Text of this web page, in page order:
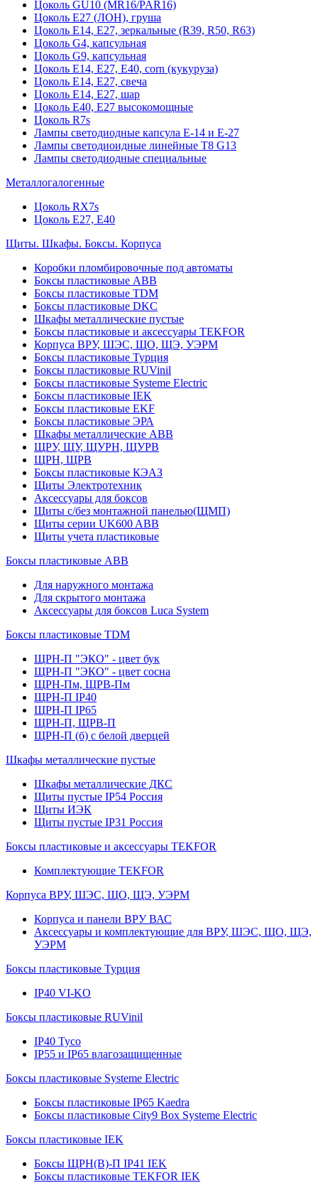
Цоколь GU10 (MR16/PAR16)
Цоколь Е27 (ЛОН), груша
Цоколь Е14, Е27, зеркальные (R39, R50, R63)
Цоколь G4, капсульная
Цоколь G9, капсульная
Цоколь Е14, Е27, Е40, corn (кукуруза)
Цоколь Е14, Е27, свеча
Цоколь Е14, Е27, шар
Цоколь Е40, Е27 высокомощные
Цоколь R7s
Лампы светодиодные капсула Е-14 и Е-27
Лампы светодиоидные линейные T8 G13
Лампы светодиодные специальные
Металлогалогенные
Цоколь RX7s
Цоколь Е27, E40
Щиты. Шкафы. Боксы. Корпуса
Коробки пломбировочные под автоматы
Боксы пластиковые ABB
Боксы пластиковые TDM
Боксы пластиковые DKC
Шкафы металлические пустые
Боксы пластиковые и аксессуары TEKFOR
Корпуса ВРУ, ШЭС, ЩО, ЩЭ, УЭРМ
Боксы пластиковые Турция
Боксы пластиковые RUVinil
Боксы пластиковые Systeme Electric
Боксы пластиковые IEK
Боксы пластиковые EKF
Боксы пластиковые ЭРА
Шкафы металлические ABB
ЩРУ, ЩУ, ЩУРН, ЩУРВ
ЩРН, ЩРВ
Боксы пластиковые КЭАЗ
Щиты Электротехник
Аксессуары для боксов
Щиты с/без монтажной панелью(ЩМП)
Щиты серии UK600 ABB
Щиты учета пластиковые
Боксы пластиковые ABB
Для наружного монтажа
Для скрытого монтажа
Аксессуары для боксов Luca System
Боксы пластиковые TDM
ЩРН-П "ЭКО" - цвет бук
ЩРН-П "ЭКО" - цвет сосна
ЩРН-Пм, ЩРВ-Пм
ЩРН-П IP40
ЩРН-П IP65
ЩРН-П, ЩРВ-П
ЩРН-П (б) с белой дверцей
Шкафы металлические пустые
Шкафы металлические ДКС
Щиты пустые IP54 Россия
Щиты ИЭК
Щиты пустые IP31 Россия
Боксы пластиковые и аксессуары TEKFOR
Комплектующие TEKFOR
Корпуса ВРУ, ШЭС, ЩО, ЩЭ, УЭРМ
Корпуса и панели ВРУ ВАС
Аксессуары и комплектующие для ВРУ, ШЭС, ЩО, ЩЭ,
УЭРМ
Боксы пластиковые Турция
IP40 VI-KO
Боксы пластиковые RUVinil
IP40 Тусо
IP55 и IP65 влагозащищенные
Боксы пластиковые Systeme Electric
Боксы пластиковые IP65 Kaedra
Боксы пластиковые City9 Box Systeme Electric
Боксы пластиковые IEK
Боксы ЩРН(В)-П IP41 IEK
Боксы пластиковые TEKFOR IEK